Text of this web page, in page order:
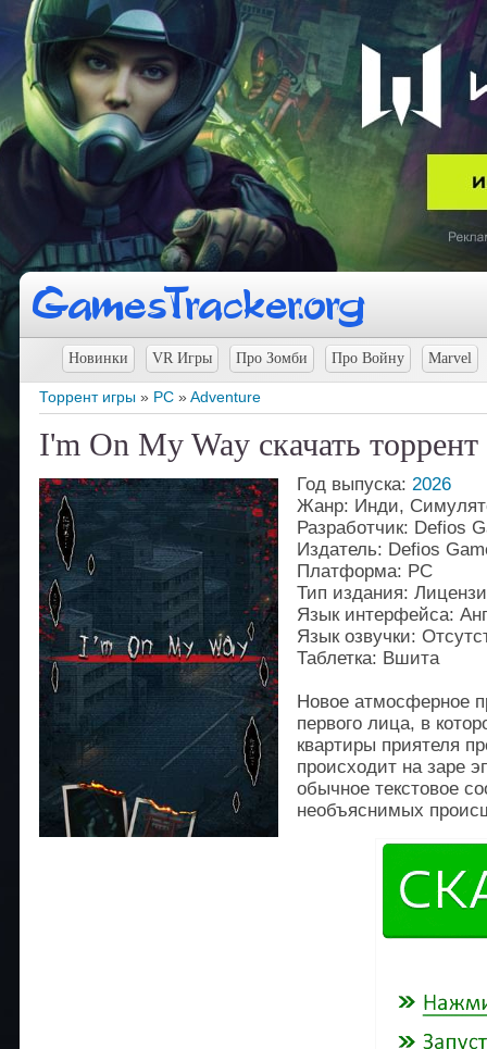
Новинки VR Игры Про Зомби Про Войну Marvel
Торрент игры » PC »Adventure
I'm On My Way скачать торрент
Год выпуска: 2026
Жанр: Инди,
Разработчик: Defios
Издатель: Defios
Платформа: PC
Тип издания:
Язык интерфейса:
Язык озвучки:
Таблетка: Вшита
Новое атмосферное
первого лица, в
квартиры приятеля
происходит на заре
обычное текстовое
необъяснимых